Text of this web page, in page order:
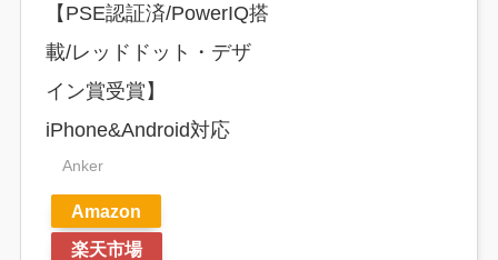
【PSE認証済/PowerIQ搭
載/レッドドット・デザ
イン賞受賞】
iPhone&Android対応
Anker
Amazon
楽天市場